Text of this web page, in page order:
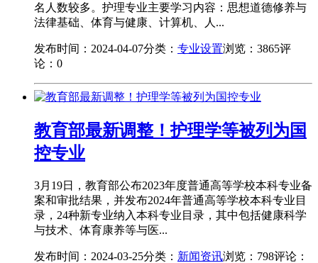
名人数较多。护理专业主要学习内容：思想道德修养与
法律基础、体育与健康、计算机、人...
发布时间：2024-04-07分类： 专业设置浏览：3865评
论：0
教育部最新调整！护理学等被列为国
控专业
3月19日，教育部公布2023年度普通高等学校本科专业备
案和审批结果，并发布2024年普通高等学校本科专业目
录，24种新专业纳入本科专业目录，其中包括健康科学
与技术、体育康养等与医...
发布时间：2024-03-25分类： 新闻资讯浏览：798评论：